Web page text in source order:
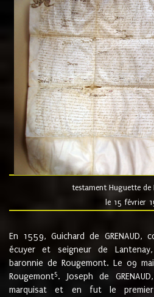
testament Huguette de
le 15 février
En 1559, Guichard de GRENAUD,
écuyer et seigneur de
baronnie de Rougemont. Le 09
Rougemont5. Joseph de
marquisat et en fut le premier